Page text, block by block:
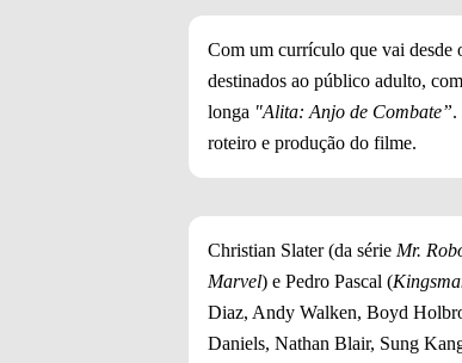
Com um currículo que vai desde
destinados ao público adulto,
longa "Alita: Anjo de Combate”.
roteiro e produção do filme.
Christian Slater (da série Mr.
Marvel) e Pedro Pascal (
Diaz, Andy Walken, Boyd
Daniels, Nathan Blair, Sung